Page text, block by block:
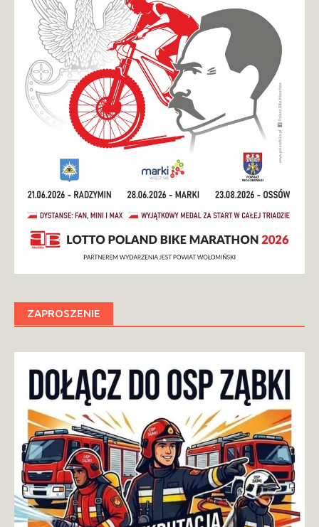
ZAPROSZENIE